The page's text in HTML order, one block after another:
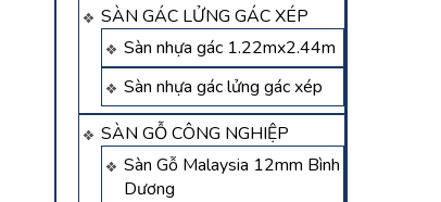
SÀN GÁC LỬNG GÁC XÉP
Sàn nhựa gác 1.22mx2.44m
Sàn nhựa gác lửng gác xép
SÀN GỖ CÔNG NGHIỆP
Sàn Gỗ Malaysia 12mm Bình
Dương